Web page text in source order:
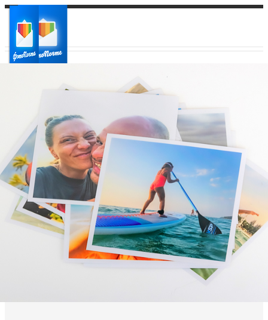
Ваш регион доставки
Выберите из списка: